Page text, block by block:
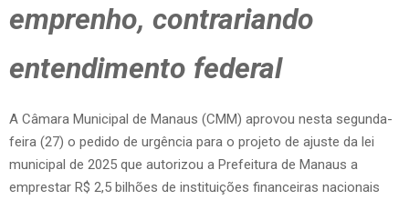
emprenho, contrariando
entendimento federal
A Câmara Municipal de Manaus (CMM) aprovou nesta segunda-
feira (27) o pedido de urgência para o projeto de ajuste da lei
municipal de 2025 que autorizou a Prefeitura de Manaus a
emprestar R$ 2,5 bilhões de instituições financeiras nacionais